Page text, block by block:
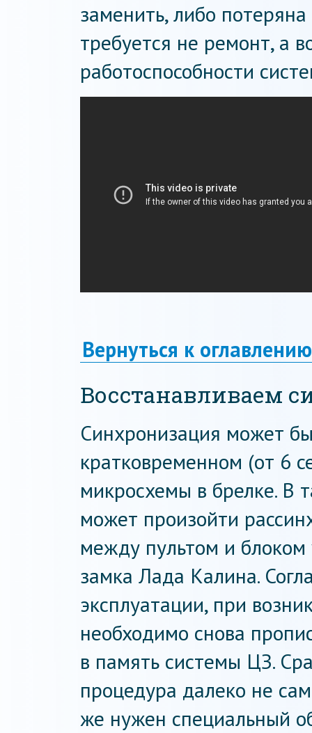
заменить, либо
требуется не ремонт, а
работоспособности
Вернуться к оглавлению
Восстанавливаем
Синхронизация может
кратковременном (от 6
микросхемы в брелке. В
может произойти
между пультом и блоком
замка Лада Калина.
эксплуатации, при
необходимо снова
в память системы ЦЗ.
процедура далеко не
же нужен специальный